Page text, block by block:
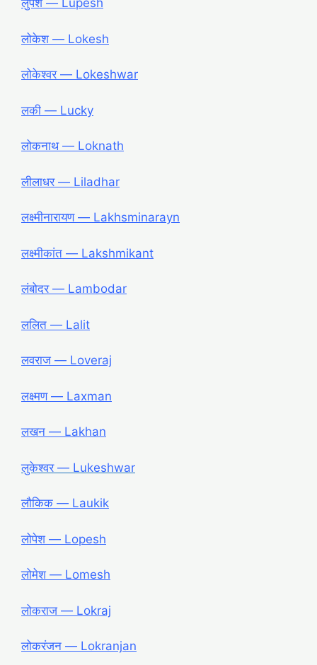
लुपेश ― Lupesh
लोकेश ― Lokesh
लोकेश्वर ― Lokeshwar
लकी ― Lucky
लोकनाथ ― Loknath
लीलाधर ― Liladhar
लक्ष्मीनारायण ― Lakhsminarayn
लक्ष्मीकांत ― Lakshmikant
लंबोदर ― Lambodar
ललित ― Lalit
लवराज ― Loveraj
लक्ष्मण ― Laxman
लखन ― Lakhan
लुकेश्वर ― Lukeshwar
लौकिक ― Laukik
लोपेश ― Lopesh
लोमेश ― Lomesh
लोकराज ― Lokraj
लोकरंजन ― Lokranjan